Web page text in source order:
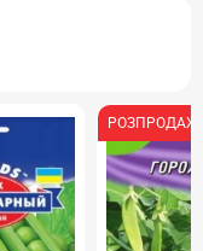
РОЗПРОДАЖ